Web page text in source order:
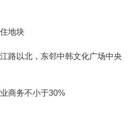
地块
路以北，东邻中韩文化广场中央
商务不小于30%